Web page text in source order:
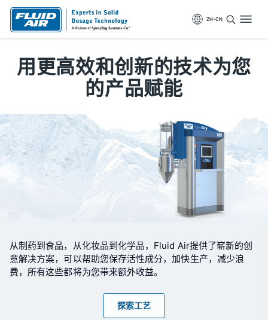
ZH-CN
用更高效和创新的技术为您
的产品赋能
从制药到食品，从化妆品到化学品，Fluid Air提供了崭新的创
意解决方案，可以帮助您保存活性成分，加快生产，减少浪
费，所有这些都将为您带来额外收益。
探索工艺